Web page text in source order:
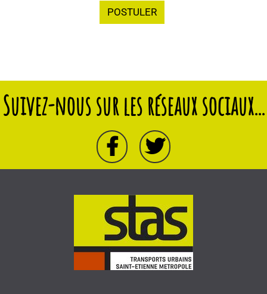
POSTULER
Suivez-nous sur les réseaux sociaux...